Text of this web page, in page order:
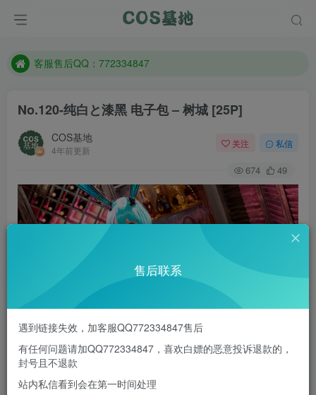
遇到任何问题加客服QQ：772334847
客服售后QQ：772334847
防失联：百度搜索《一七天佳》，实时查看最新站点。
No.120-纯白と漆黑 电子包 – 树城 [25P]
COS基地
4年前更新
关注 私信
674 49
售后联系
遇到链接失效，加客服QQ772334847售后
有任何问题请加QQ772334847，喜欢白嫖的恶意投诉退款的，
封号且不退款
站内私信看到会在第一时间处理